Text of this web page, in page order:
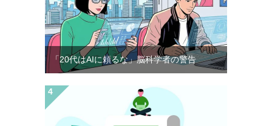
「20代はAIに頼るな」脳科学者の警告